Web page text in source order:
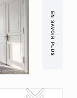
EN SAVOIR PLUS